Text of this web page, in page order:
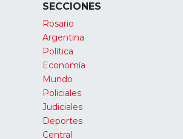
SECCIONES
Rosario
Argentina
Política
Economía
Mundo
Policiales
Judiciales
Deportes
Central